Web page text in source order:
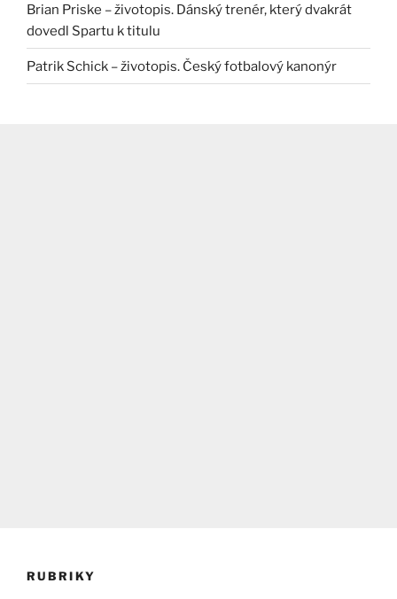
Brian Priske – životopis. Dánský trenér, který dvakrát
dovedl Spartu k titulu
Patrik Schick – životopis. Český fotbalový kanonýr
RUBRIKY